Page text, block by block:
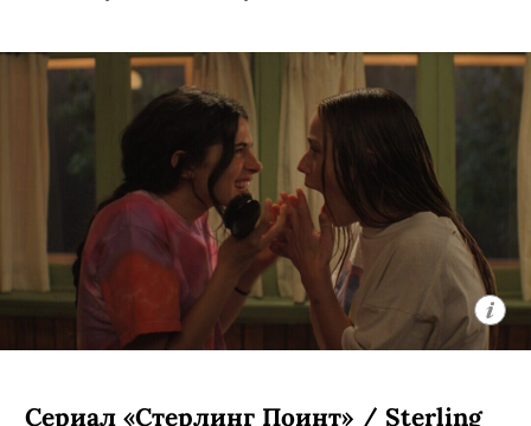
Аниме-сериал, основанный на первом
эпизоде антологии «Звездные войны:
Видения» — история строится вокруг
юной девушки-джедая Кары, которая
ищет себе подобных по всей галактике.
Автором проекта стал Кэндзи Камияма
(главная его работа — «Призрак в
доспехах: Синдром одиночки»).